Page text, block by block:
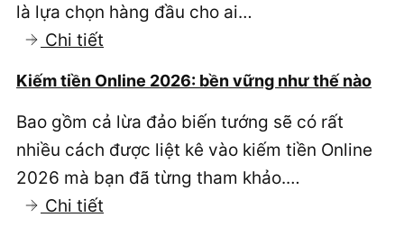
Google
2026
là lựa chọn hàng đầu cho ai…
Chi tiết
kiếm
tiền
từ
Website
Kiếm tiền Online 2026: bền vững như thế nào
Bao gồm cả lừa đảo biến tướng sẽ có rất
nhiều cách được liệt kê vào kiếm tiền Online
2026 mà bạn đã từng tham khảo.…
Chi tiết